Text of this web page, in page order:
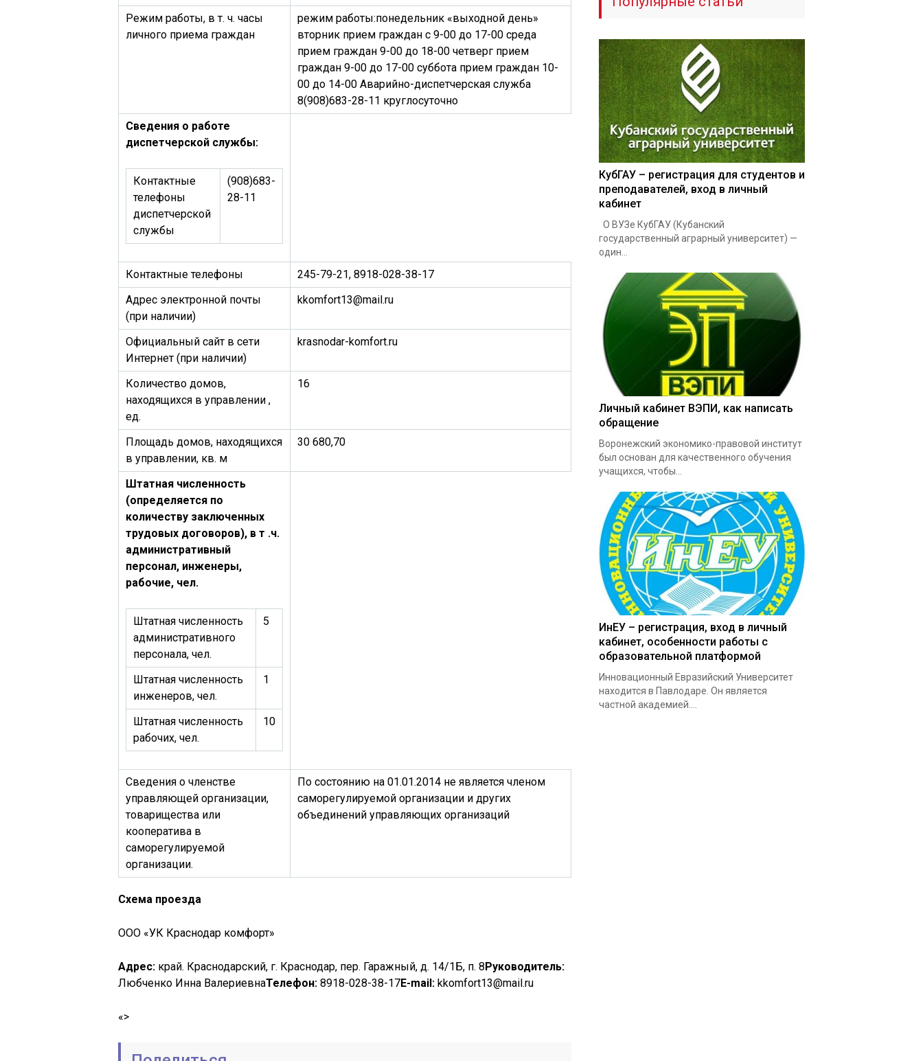
Режим работы, в т. ч. часы
личного приема граждан
режим работы:понедельник «выходной день»
вторник прием граждан с 9-00 до 17-00 среда
прием граждан 9-00 до 18-00 четверг прием
граждан 9-00 до 17-00 суббота прием граждан 10-
00 до 14-00 Аварийно-диспетчерская служба
8(908)683-28-11 круглосуточно
Сведения о работе
диспетчерской службы:
Контактные
телефоны
диспетчерской
службы
(908)683-
28-11
Контактные телефоны
245-79-21, 8918-028-38-17
Адрес электронной почты
(при наличии)
kkomfort13@mail.ru
Официальный сайт в сети
Интернет (при наличии)
krasnodar-komfort.ru
Количество домов,
находящихся в управлении ,
ед.
16
Площадь домов, находящихся
в управлении, кв. м
30 680,70
Штатная численность
(определяется по
количеству заключенных
трудовых договоров), в т .ч.
административный
персонал, инженеры,
рабочие, чел.
Штатная численность
административного
персонала, чел.
5
Штатная численность
инженеров, чел.
1
Штатная численность
рабочих, чел.
10
Сведения о членстве
управляющей организации,
товарищества или
кооператива в
саморегулируемой
организации.
По состоянию на 01.01.2014 не является членом
саморегулируемой организации и других
объединений управляющих организаций
Схема проезда
ООО «УК Краснодар комфорт»
Адрес: край. Краснодарский, г. Краснодар, пер. Гаражный, д. 14/1Б, п. 8Руководитель:
Любченко Инна ВалериевнаТелефон: 8918-028-38-17E-mail: kkomfort13@mail.ru
«>
КубГАУ – регистрация для студентов и
преподавателей, вход в личный
кабинет
О ВУЗе КубГАУ (Кубанский
государственный аграрный университет) —
один...
Личный кабинет ВЭПИ, как написать
обращение
Воронежский экономико-правовой институт
был основан для качественного обучения
учащихся, чтобы...
ИнЕУ – регистрация, вход в личный
кабинет, особенности работы с
образовательной платформой
Инновационный Евразийский Университет
находится в Павлодаре. Он является
частной академией....